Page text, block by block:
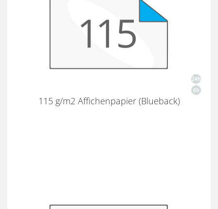
115 g/m2 Affichenpapier (Blueback)